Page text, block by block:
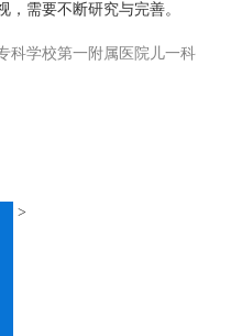
需要不断研究与完善。
科学校第一附属医院儿一科
>